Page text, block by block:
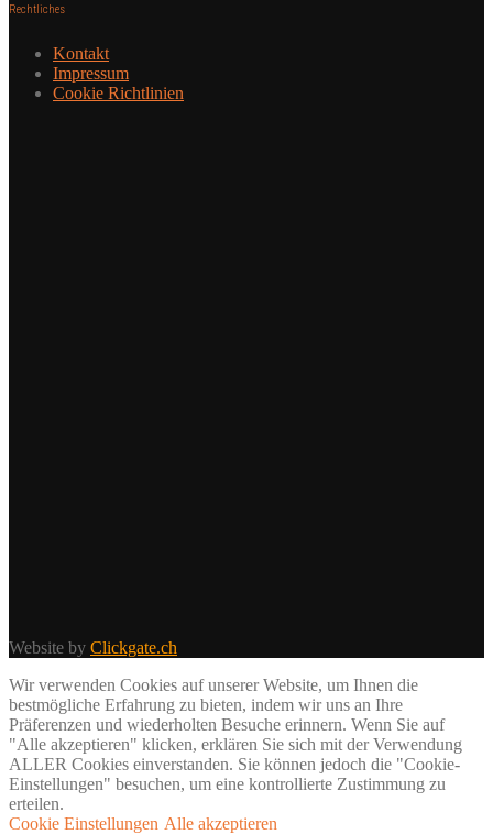
Rechtliches
Kontakt
Impressum
Cookie Richtlinien
Website by Clickgate.ch
Wir verwenden Cookies auf unserer Website, um Ihnen die
bestmögliche Erfahrung zu bieten, indem wir uns an Ihre
Präferenzen und wiederholten Besuche erinnern. Wenn Sie auf
"Alle akzeptieren" klicken, erklären Sie sich mit der Verwendung
ALLER Cookies einverstanden. Sie können jedoch die "Cookie-
Einstellungen" besuchen, um eine kontrollierte Zustimmung zu
erteilen.
Cookie Einstellungen Alle akzeptieren